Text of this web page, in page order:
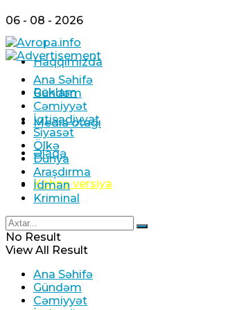
06 - 08 - 2026
Haqqımızda
Reklam
Media otağı
Əlaqə
Köhnə versiya
Ana Səhifə
Gündəm
Cəmiyyət
İqtisadiyyat
Siyasət
Ölkə
Dünya
Araşdırma
İdman
Kriminal
No Result
View All Result
Ana Səhifə
Gündəm
Cəmiyyət
Çingiz Qənizadə Fransa
06 Avqust 2026 / 10:31
106
MKİ-nin Kubada əməliyyatları
06 Avqust 2026 / 10:22